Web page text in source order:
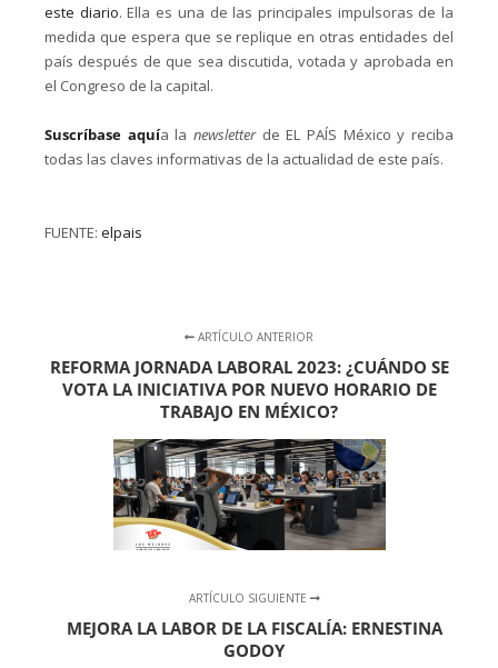
este diario. Ella es una de las principales impulsoras de la
medida que espera que se replique en otras entidades del
país después de que sea discutida, votada y aprobada en
el Congreso de la capital.
Suscríbase aquía lanewsletterde EL PAÍS México y reciba
todas las claves informativas de la actualidad de este país.
FUENTE: elpais
ARTÍCULO ANTERIOR
REFORMA JORNADA LABORAL 2023: ¿CUÁNDO SE
VOTA LA INICIATIVA POR NUEVO HORARIO DE
TRABAJO EN MÉXICO?
ARTÍCULO SIGUIENTE
MEJORA LA LABOR DE LA FISCALÍA: ERNESTINA
GODOY